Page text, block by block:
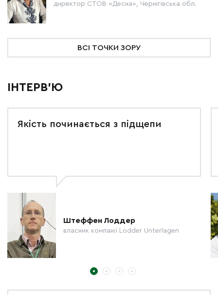
директор СТОВ «Десна», Чернігівська обл.
ВСІ ТОЧКИ ЗОРУ
ІНТЕРВ'Ю
Якість починається з підщепи
Штеффен Лоддер
власник компанії Lodder Unterlagen